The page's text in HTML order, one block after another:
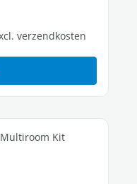
verzendkosten